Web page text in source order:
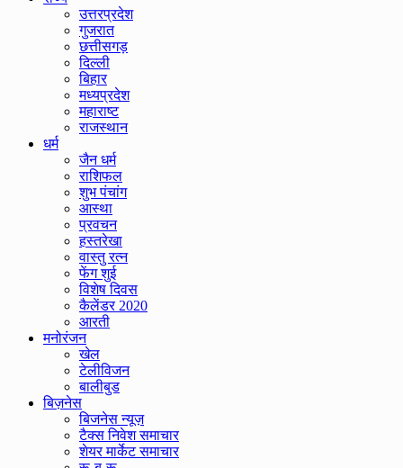
उत्तरप्रदेश
गुजरात
छत्तीसगड़
दिल्ली
बिहार
मध्यप्रदेश
महाराष्ट
राजस्थान
धर्म
जैन धर्म
राशिफल
शुभ पंचांग
आस्था
प्रवचन
हस्तरेखा
वास्तु रत्न
फेंग शुई
विशेष दिवस
कैलेंडर 2020
आरती
मनोरंजन
खेल
टेलीविजन
बालीबुड
बिज़नेस
बिजनेस न्यूज़
टैक्स निवेश समाचार
शेयर मार्केट समाचार